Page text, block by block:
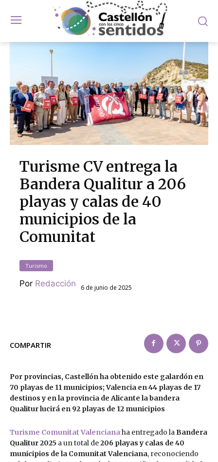
Turisme CV entrega la
Bandera Qualitur a 206
playas y calas de 40
municipios de la
Comunitat
Turismo
Por Redacción 6 de junio de 2025
COMPARTIR
Por provincias, Castellón ha obtenido este galardón en
70 playas de 11 municipios; Valencia en 44 playas de 17
destinos y en la provincia de Alicante la bandera
Qualitur lucirá en 92 playas de 12 municipios
Turisme Comunitat Valencianaha entregado laBandera
Qualitur 2025 a un total de206 playas y calas de 40
municipios de la Comunitat Valenciana, reconociendo